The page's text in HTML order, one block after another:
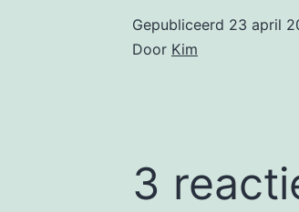
Gepubliceerd 23 april
Door Kim
3